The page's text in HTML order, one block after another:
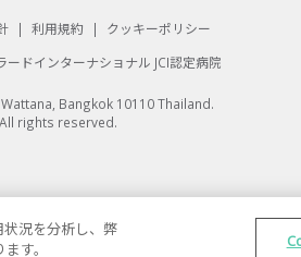
| 利用規約 |
クッキーポリシー
ドインターナショナル JCI認定病院
Bangkok 10110 Thailand.
All rights reserved.
状況を分析し、弊
す。